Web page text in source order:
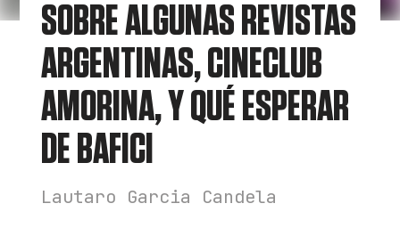
SOBRE ALGUNAS REVISTAS
ARGENTINAS, CINECLUB
AMORINA, Y QUÉ ESPERAR
DE BAFICI
Lautaro Garcia Candela